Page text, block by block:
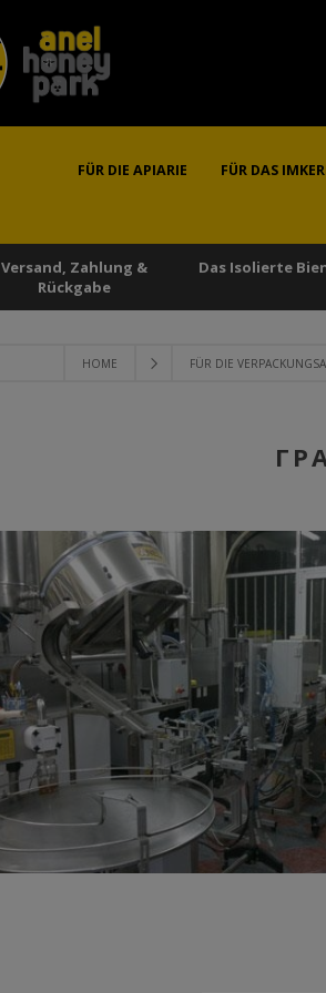
FÜR DIE APIARIE FÜR DAS
Versand, Zahlung &
Rückgabe
Das Isolierte
HOME FÜR DIE